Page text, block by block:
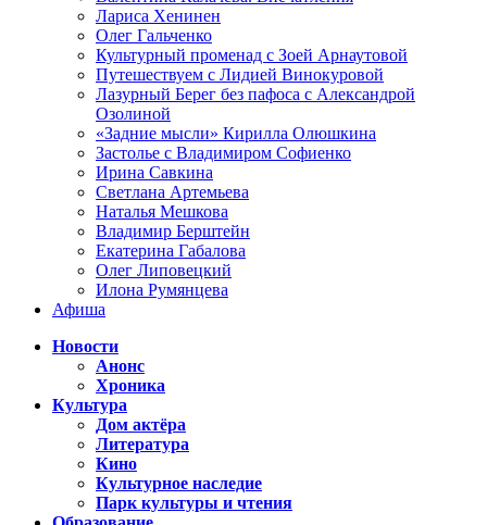
Лариса Хенинен
Олег Гальченко
Культурный променад с Зоей Арнаутовой
Путешествуем с Лидией Винокуровой
Лазурный Берег без пафоса с Александрой
Озолиной
«Задние мысли» Кирилла Олюшкина
Застолье с Владимиром Софиенко
Ирина Савкина
Светлана Артемьева
Наталья Мешкова
Владимир Берштейн
Екатерина Габалова
Олег Липовецкий
Илона Румянцева
Афиша
Новости
Анонс
Хроника
Культура
Дом актёра
Литература
Кино
Культурное наследие
Парк культуры и чтения